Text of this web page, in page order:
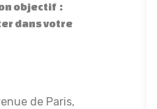
objectif :
dans votre
de Paris,